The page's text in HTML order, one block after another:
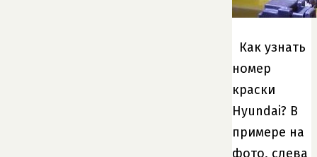
Как узнать
номер
краски
Hyundai? В
примере на
фото, слева